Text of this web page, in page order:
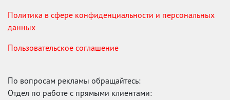
Политика в сфере конфиденциальности и персональных
данных
Пользовательское соглашение
По вопросам рекламы обращайтесь:
Отдел по работе с прямыми клиентами: